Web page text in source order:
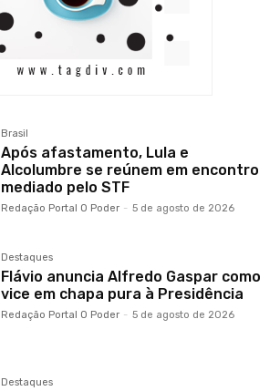
Brasil
Após afastamento, Lula e
Alcolumbre se reúnem em encontro
mediado pelo STF
Redação Portal O Poder - 5 de agosto de 2026
Destaques
Flávio anuncia Alfredo Gaspar como
vice em chapa pura à Presidência
Redação Portal O Poder - 5 de agosto de 2026
Destaques